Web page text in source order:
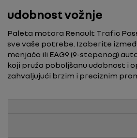
udobnost vožnje
Paleta motora Renault Trafic
sve vaše potrebe. Izaberite
menjača ili EAG9 (9-stepenog)
koji pruža poboljšanu udobnost i
zahvaljujući brzim i preciznim